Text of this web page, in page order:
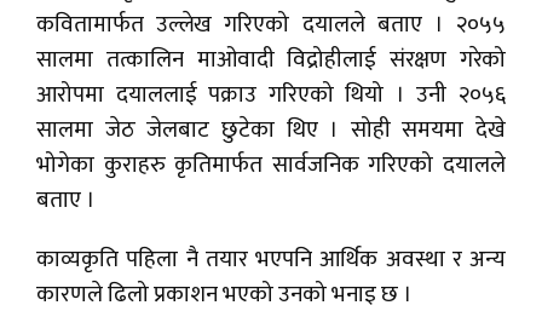
कवितामार्फत उल्लेख गरिएको दयालले बताए । २०५५
सालमा तत्कालिन माओवादी विद्रोहीलाई संरक्षण गरेको
आरोपमा दयाललाई पक्राउ गरिएको थियो । उनी २०५६
सालमा जेठ जेलबाट छुटेका थिए । सोही समयमा देखे
भोगेका कुराहरु कृतिमार्फत सार्वजनिक गरिएको दयालले
बताए ।
काव्यकृति पहिला नै तयार भएपनि आर्थिक अवस्था र अन्य
कारणले ढिलो प्रकाशन भएको उनको भनाइ छ ।